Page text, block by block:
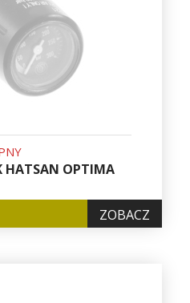
HATSAN OPTIMA
ZOBACZ